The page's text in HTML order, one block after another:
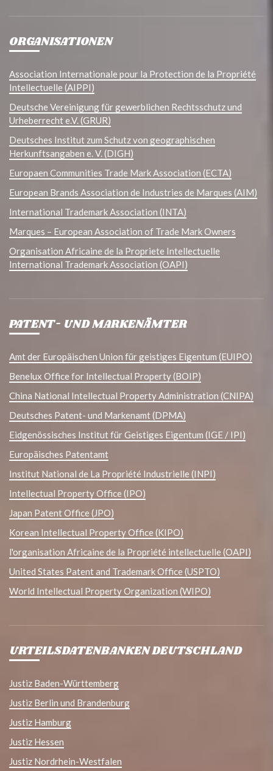
ORGANISATIONEN
Association Internationale pour la Protection de la Propriété
Intellectuelle (AIPPI)
Deutsche Vereinigung für gewerblichen Rechtsschutz und
Urheberrecht e.V. (GRUR)
Deutsches Institut zum Schutz von geographischen
Herkunftsangaben e. V. (DIGH)
Europaen Communities Trade Mark Association (ECTA)
European Brands Association de Industries de Marques (AIM)
International Trademark Association (INTA)
Marques – European Association of Trade Mark Owners
Organisation Africaine de la Propriete Intellectuelle
International Trademark Association (OAPI)
PATENT- UND MARKENÄMTER
Amt der Europäischen Union für geistiges Eigentum (EUIPO)
Benelux Office for Intellectual Property (BOIP)
China National Intellectual Property Administration (CNIPA)
Deutsches Patent- und Markenamt (DPMA)
Eidgenössisches Institut für Geistiges Eigentum (IGE / IPI)
Europäisches Patentamt
Institut National de La Propriété Industrielle (INPI)
Intellectual Property Office (IPO)
Japan Patent Office (JPO)
Korean Intellectual Property Office (KIPO)
l'organisation Africaine de la Propriété intellectuelle (OAPI)
United States Patent and Trademark Office (USPTO)
World Intellectual Property Organization (WIPO)
URTEILSDATENBANKEN DEUTSCHLAND
Justiz Baden-Württemberg
Justiz Berlin und Brandenburg
Justiz Hamburg
Justiz Hessen
Justiz Nordrhein-Westfalen